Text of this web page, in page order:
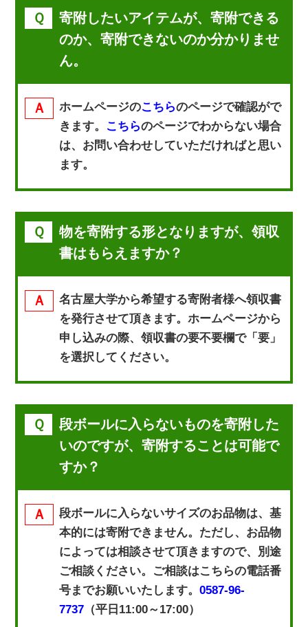
寄附したいアイテムが、寄附できる
のか、寄附できないのか分かりませ
ん。
ホームページのこちらのページで確認がで
きます。 こちらのページでわからない場合
は、お問い合わせしていただければと思い
ます。
物を寄附する形となりますが、領収
書はもらえますか？
名古屋大学から希望する寄附者様へ領収書
を発行させて頂きます。ホームページから
申し込みの際、領収書の要不要欄で「要」
を選択してください。
段ボールに入らないものを寄附した
いのですが、寄附することは可能で
すか？
段ボールに入らないサイズのお品物は、基
本的には寄附できません。ただし、お品物
によっては相談させて頂きますので、別途
ご相談ください。ご相談はこちらの電話番
号までお願いいたします。0587-96-
7737 （平日11:00～17:00）